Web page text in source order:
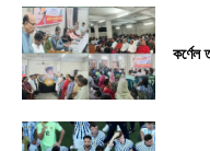
কর্ণেল